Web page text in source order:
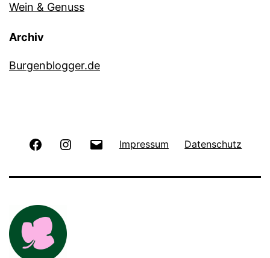
Wein & Genuss
Archiv
Burgenblogger.de
FacebookInstagram Impressum Datenschutz